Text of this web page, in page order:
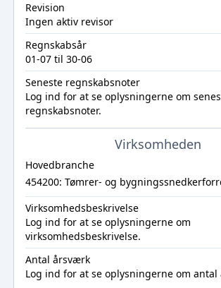
Revision
Ingen aktiv revisor
Regnskabsår
01-07 til 30-06
Seneste regnskabsnoter
Log ind for at se oplysningerne om
regnskabsnoter.
Virksomheden
Hovedbranche
454200: Tømrer- og
Virksomhedsbeskrivelse
Log ind for at se oplysningerne om
virksomhedsbeskrivelse.
Antal årsværk
Log ind for at se oplysningerne om